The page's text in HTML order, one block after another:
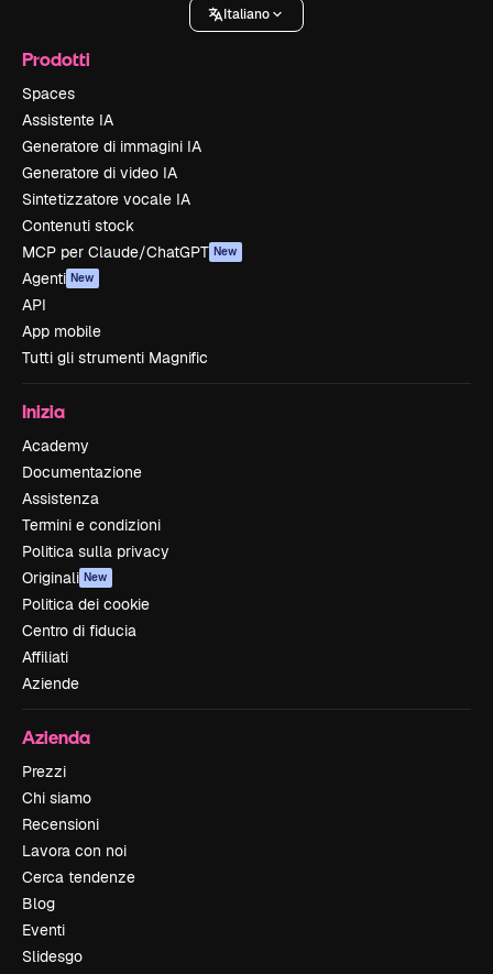
Italiano
Prodotti
Spaces
Assistente IA
Generatore di immagini IA
Generatore di video IA
Sintetizzatore vocale IA
Contenuti stock
MCP per Claude/ChatGPT New
Agenti New
API
App mobile
Tutti gli strumenti Magnific
Inizia
Academy
Documentazione
Assistenza
Termini e condizioni
Politica sulla privacy
Originali New
Politica dei cookie
Centro di fiducia
Affiliati
Aziende
Azienda
Prezzi
Chi siamo
Recensioni
Lavora con noi
Cerca tendenze
Blog
Eventi
Slidesgo